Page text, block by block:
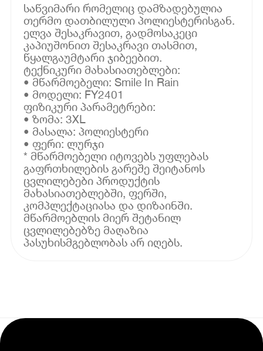
საწვიმარი რომელიც დამზადებულია
თერმო დათბილული პოლიესტერისგან.
ელვა შესაკრავით, გადმოსაკეცი
კაპიუშონით შესაკრავი თასმით,
წყალგაუმტარი ჯიბეებით.
ტექნიკური მახასიათებლები:
• მწარმოებელი: Smile In Rain
• მოდელი: FY2401
ფიზიკური პარამეტრები:
• ზომა: 3XL
• მასალა: პოლიესტერი
• ფერი: ლურჯი
* მწარმოებელი იტოვებს უფლებას
გაფრთხილების გარეშე შეიტანოს
ცვლილებები პროდუქტის
მახასიათებლებში, ფერში,
კომპლექტაციასა და დიზაინში.
მწარმოებლის მიერ შეტანილ
ცვლილებებზე მაღაზია
პასუხისმგებლობას არ იღებს.